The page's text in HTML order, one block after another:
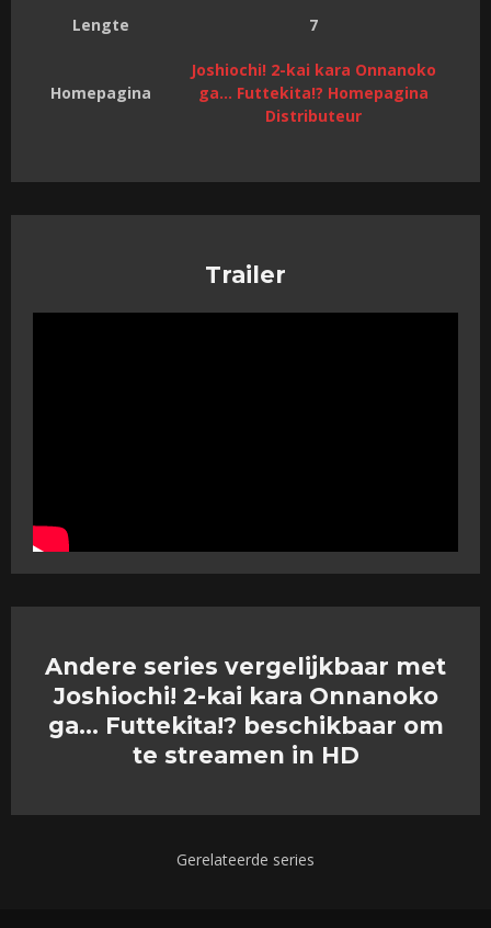
Lengte 7
Homepagina
Joshiochi! 2-kai kara Onnanoko
ga… Futtekita!? Homepagina
Distributeur
Trailer
Andere series vergelijkbaar met
Joshiochi! 2-kai kara Onnanoko
ga… Futtekita!? beschikbaar om
te streamen in HD
Gerelateerde series